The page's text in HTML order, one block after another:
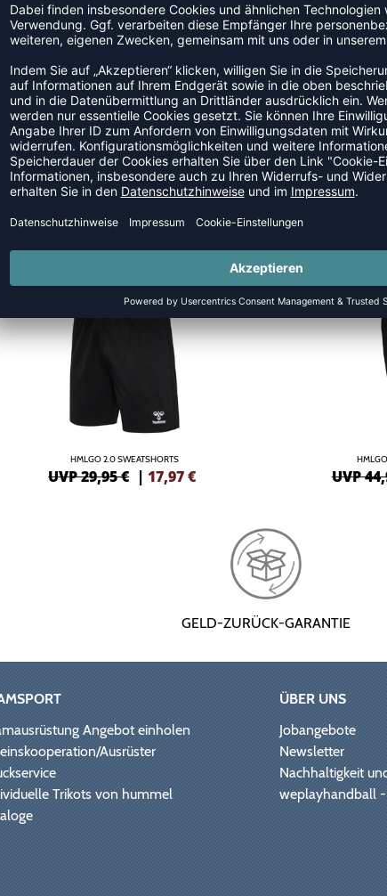
SALE
HMLGO 2.0 SWEATSHORTS
UVP 29,95 € |17,97€
-40%
UVP
GELD-ZURÜCK-GARANTIE
Angebot einholen
Ausrüster
Trikots von hummel
ÜBER UNS
Jobangebote
Newsletter
Nachhaltigkeit
weplayhandball